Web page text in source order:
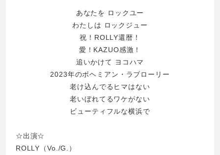
あなたを ロックユー
わたしは ロックジュー
祝！ROLLY還暦！
愛！KAZUO感激！
追いかけて ヨコハマ
2023年のボヘミアン・ラブローリー
老け込んでるヒマはない
老いぼれてるワケがない
ビューティフルな横浜で
☆出演☆
ROLLY（Vo./G.）